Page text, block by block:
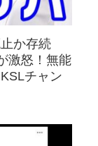
か存続
激怒！無能
チャン